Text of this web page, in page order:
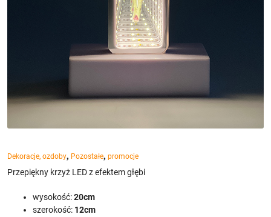
Dekoracje, ozdoby, Pozostałe, promocje
Przepiękny krzyż LED z efektem głębi
wysokość:20cm
szerokość: 12cm